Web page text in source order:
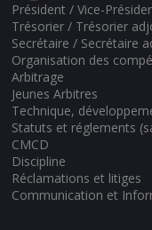
Président / Vice-
Trésorier / Trésorier
Secrétaire / Secrétaire
Organisation des
Arbitrage
Jeunes Arbitres
Technique,
Statuts et réglements
CMCD
Discipline
Réclamations et litiges
Communication et